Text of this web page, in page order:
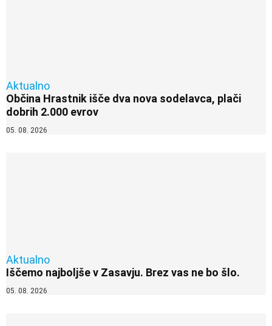
Aktualno
Občina Hrastnik išče dva nova sodelavca, plači
dobrih 2.000 evrov
05. 08. 2026
Aktualno
Iščemo najboljše v Zasavju. Brez vas ne bo šlo.
05. 08. 2026